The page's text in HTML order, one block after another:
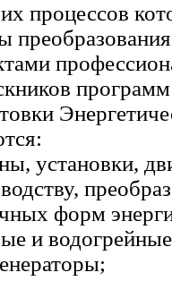
процессов
установки,
форм
и